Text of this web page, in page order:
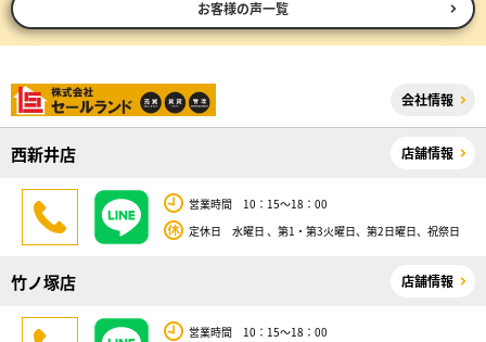
お客様の声一覧
会社情報
西新井店 店舗情報
営業時間 10：15～18：00
定休日 水曜日 、第1・第3火曜日、第2日曜日、祝祭日
竹ノ塚店 店舗情報
営業時間 10：15～18：00